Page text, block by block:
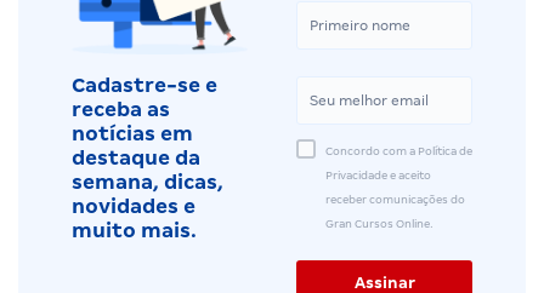
Cadastre-se e
receba as
notícias em
destaque da
semana, dicas,
novidades e
muito mais.
Concordo com a Política de
Privacidade e aceito
receber comunicações do
Gran Cursos Online.